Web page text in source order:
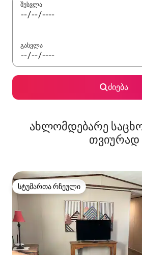
შესვლა
გასვლა
ძიება
ახლომდებარე
თვიურად
სტუმართა რჩეული
სტუმართა რჩეული